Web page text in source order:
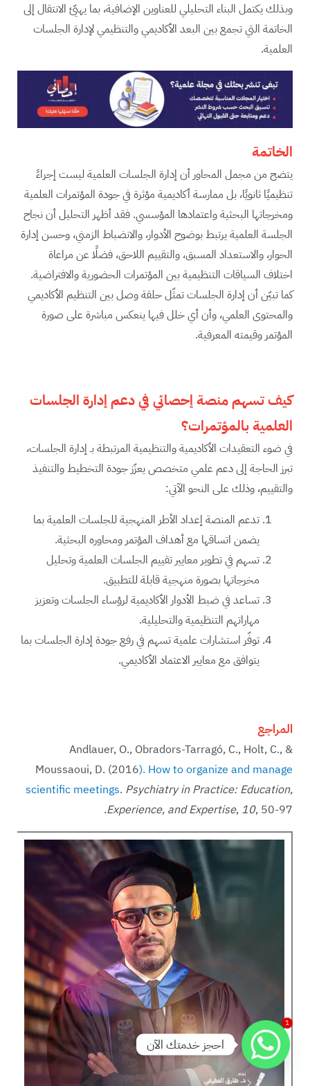
وبذلك يكتمل البناء التحليلي للعناوين الإضافية، بما يهيّئ الانتقال إلى
الخاتمة التي تجمع بين البعد الأكاديمي والتنظيمي لإدارة الجلسات
العلمية.
الخاتمة
يتضح من مجمل المحاور أن إدارة الجلسات العلمية ليست إجراءً
تنظيميًا ثانويًا، بل ممارسة أكاديمية مؤثرة في جودة المؤتمرات العلمية
ومخرجاتها البحثية واعتمادها المؤسسي. فقد أظهر التحليل أن نجاح
الجلسة العلمية يرتبط بوضوح الأدوار، والانضباط الزمني، وحسن إدارة
الحوار، والاستعداد المسبق، والتقييم اللاحق، فضلًا عن مراعاة
اختلاف السياقات التنظيمية بين المؤتمرات الحضورية والافتراضية.
كما تبيّن أن إدارة الجلسات تمثّل حلقة وصل بين التنظيم الأكاديمي
والمحتوى العلمي، وأن أي خلل فيها ينعكس مباشرة على صورة
المؤتمر وقيمته المعرفية.
كيف تسهم منصة إحصائي في دعم إدارة الجلسات
العلمية بالمؤتمرات؟
في ضوء التعقيدات الأكاديمية والتنظيمية المرتبطة بـ إدارة الجلسات،
تبرز الحاجة إلى دعم علمي متخصص يعزّز جودة التخطيط والتنفيذ
والتقييم، وذلك على النحو الآتي:
تدعم المنصة إعداد الأطر المنهجية للجلسات العلمية بما
يضمن اتساقها مع أهداف المؤتمر ومحاوره البحثية.
تسهم في تطوير معايير تقييم الجلسات العلمية وتحليل
مخرجاتها بصورة منهجية قابلة للتطبيق.
تساعد في ضبط الأدوار الأكاديمية لرؤساء الجلسات وتعزيز
مهاراتهم التنظيمية والتحليلية.
توفّر استشارات علمية تسهم في رفع جودة إدارة الجلسات بما
يتوافق مع معايير الاعتماد الأكاديمي.
المراجع
Andlauer, O., Obradors-Tarragó, C., Holt, C., &
Moussaoui, D. (2016). How to organize and manage
scientific meetings. Psychiatry in Practice: Education,
Experience, and Expertise, 10, 50-97.‏
1
احجز خدمتك الآن